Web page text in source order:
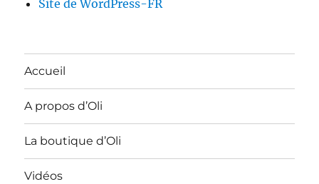
Site de WordPress-FR
Accueil
A propos d’Oli
La boutique d’Oli
Vidéos